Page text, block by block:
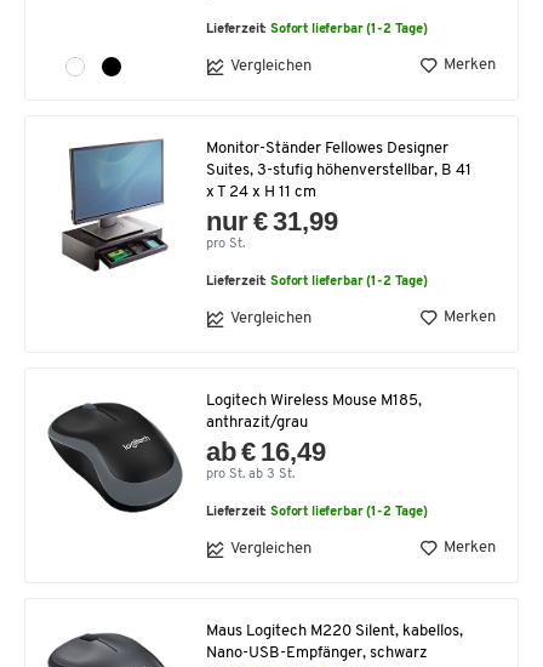
Lieferzeit:Sofort lieferbar (1-2 Tage)
Vergleichen Merken
Monitor-Ständer Fellowes Designer
Suites, 3-stufig höhenverstellbar, B 41
x T 24 x H 11 cm
nur € 31,99
pro St.
Lieferzeit:Sofort lieferbar (1-2 Tage)
Vergleichen Merken
Logitech Wireless Mouse M185,
anthrazit/grau
ab € 16,49
pro St. ab 3 St.
Lieferzeit:Sofort lieferbar (1-2 Tage)
Vergleichen Merken
Maus Logitech M220 Silent, kabellos,
Nano-USB-Empfänger, schwarz